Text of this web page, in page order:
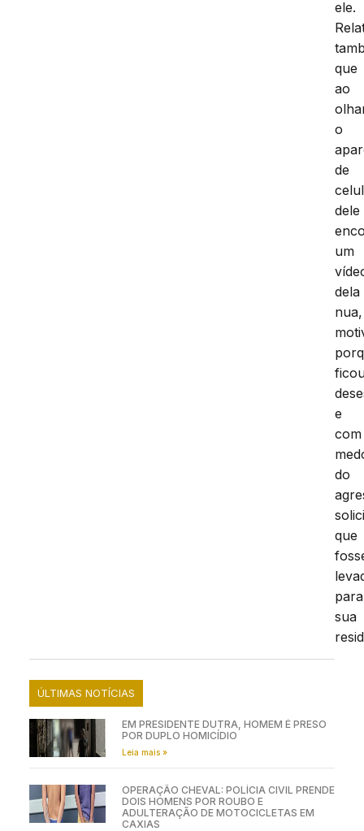
ele.
que
ao
o
de
dele
um
dela
nua,
e
com
do
que
para
sua
ÚLTIMAS NOTÍCIAS
EM PRESIDENTE DUTRA, HOMEM É PRESO
POR DUPLO HOMICÍDIO
Leia mais »
OPERAÇÃO CHEVAL: POLÍCIA CIVIL PRENDE
DOIS HOMENS POR ROUBO E
ADULTERAÇÃO DE MOTOCICLETAS EM
CAXIAS